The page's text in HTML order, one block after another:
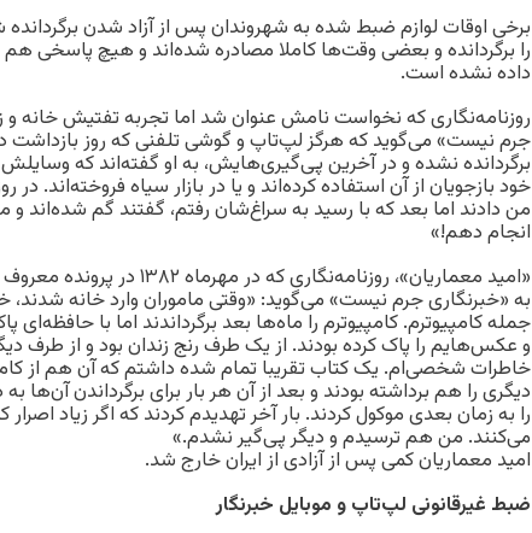
برخی اوقات لوازم ضبط شده به شهروندان پس از آزاد شدن
را برگردانده و بعضی وقت‌ها کاملا مصادره شده‌اند و هیچ پاسخی
داده نشده است.
روزنامه‌نگاری که نخواست نامش عنوان شد اما تجربه تفتیش خانه‌‌ و
جرم نیست» می‌گوید که هرگز لپ‌تاپ و گوشی تلفنی که روز
برگردانده نشده و در آخرین پی‌گیری‌هایش، به او گفته‌اند که
خود بازجویان از آن استفاده کرده‌اند و یا در بازار سیاه فروخته‌اند.
من دادند اما بعد که با رسید به سراغ‌شان رفتم، گفتند گم شده‌اند
انجام دهم!»
«امید معماریان»، روزنامه‌نگاری
به «خبرنگاری جرم نیست» می‌گوید: «وقتی ماموران وارد خانه شدند،
جمله کامپیوترم. کامپیوترم را ماه‌ها بعد برگرداندند اما با
و عکس‌هایم را پاک کرده بودند. از یک طرف رنج زندان بود و از طرف
خاطرات شخصی‌ام. یک کتاب تقریبا تمام شده داشتم که آن هم از
دیگری را هم برداشته بودند و بعد از آن هر بار برای برگرداندن‌ آن‌ها
را به زمان بعدی موکول کردند. بار آخر تهدیدم کردند که اگر زیاد
می‌کنند. من هم ترسیدم و دیگر پی‌گیر نشدم.»
امید معماریان کمی پس از آزادی از ایران خارج شد.
ضبط غیرقانونی لپ‌تاپ و موبایل خبرنگار